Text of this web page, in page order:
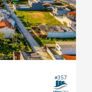
#357